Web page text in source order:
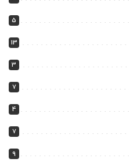
5
13
3
7
4
7
9